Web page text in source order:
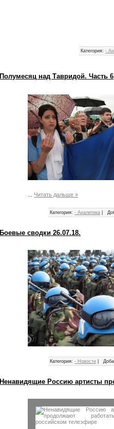
Категория: -
Полумесяц над Тавридой. Часть 6
Читать дальше »
Категория: - Аналитика
Боевые сводки 26.07.18.
Категория: - Новости
Ненавидящие Россию артисты